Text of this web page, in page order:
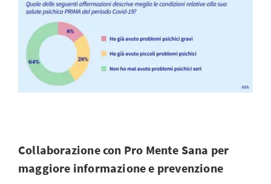
Collaborazione con Pro Mente Sana per
maggiore informazione e prevenzione